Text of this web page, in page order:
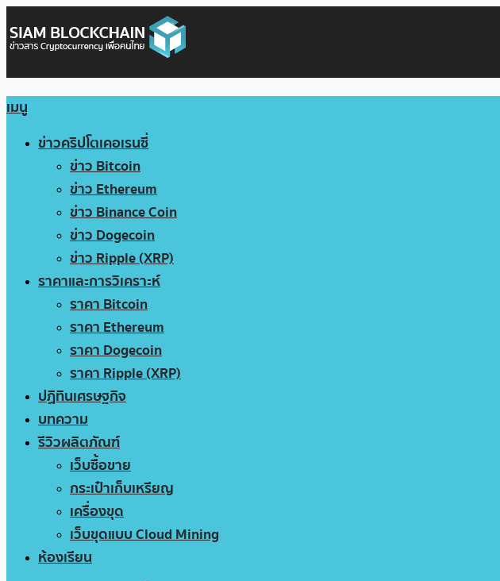
เมนู
ข่าวคริปโตเคอเรนซี่
ข่าว Bitcoin
ข่าว Ethereum
ข่าว Binance Coin
ข่าว Dogecoin
ข่าว Ripple (XRP)
ราคาและการวิเคราะห์
ราคา Bitcoin
ราคา Ethereum
ราคา Dogecoin
ราคา Ripple (XRP)
ปฏิทินเศรษฐกิจ
บทความ
รีวิวผลิตภัณฑ์
เว็บซื้อขาย
กระเป๋าเก็บเหรียญ
เครื่องขุด
เว็บขุดแบบ Cloud Mining
ห้องเรียน